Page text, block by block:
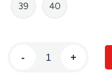
39 40
- +